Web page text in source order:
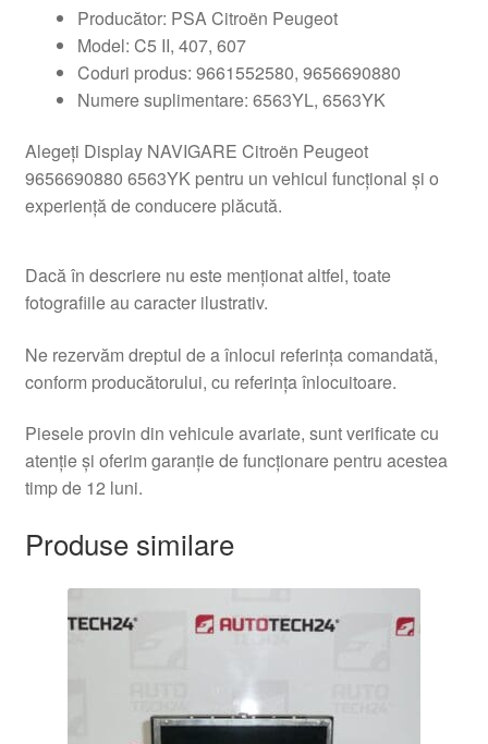
Producător: PSA Citroën Peugeot
Model: C5 II, 407, 607
Coduri produs: 9661552580, 9656690880
Numere suplimentare: 6563YL, 6563YK
Alegeți Display NAVIGARE Citroën Peugeot
9656690880 6563YK pentru un vehicul funcțional și o
experiență de conducere plăcută.
Dacă în descriere nu este menționat altfel, toate
fotografiile au caracter ilustrativ.
Ne rezervăm dreptul de a înlocui referința comandată,
conform producătorului, cu referința înlocuitoare.
Piesele provin din vehicule avariate, sunt verificate cu
atenție și oferim garanție de funcționare pentru acestea
timp de 12 luni.
Produse similare